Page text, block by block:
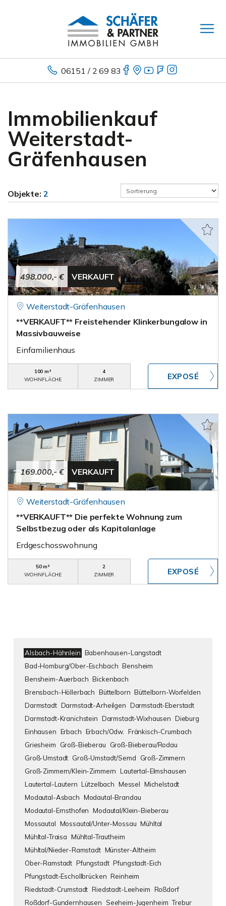
06151 / 2 69 83
Immobilienkauf
Weiterstadt-
Gräfenhausen
Objekte: 2
498.000,- € VERKAUFT
Weiterstadt-Gräfenhausen
**VERKAUFT** Freistehender Klinkerbungalow in
Massivbauweise
Einfamilienhaus
100 m²
WOHNFLÄCHE
4
ZIMMER
169.000,- € VERKAUFT
Weiterstadt-Gräfenhausen
**VERKAUFT** Die perfekte Wohnung zum
Selbstbezug oder als Kapitalanlage
Erdgeschosswohnung
50 m²
WOHNFLÄCHE
2
ZIMMER
Alsbach-Hähnlein Babenhausen-Langstadt
Bad-Homburg/Ober-Eschbach Bensheim
Bensheim-Auerbach Bickenbach
Brensbach-Höllerbach Büttelborn Büttelborn-Worfelden
Darmstadt Darmstadt-Arheilgen Darmstadt-Eberstadt
Darmstadt-Kranichstein Darmstadt-Wixhausen Dieburg
Einhausen Erbach Erbach/Odw.
Fränkisch-Crumbach
Griesheim
Groß-Bieberau
Groß-Bieberau/Rodau
Groß-Umstadt Groß-Umstadt/Semd
Groß-Zimmern
Groß-Zimmern/Klein-Zimmern Lautertal-Elmshausen
Lautertal-Lautern Lützelbach Messel Michelstadt
Modautal-Asbach Modautal-Brandau
Modautal-Ernsthofen Modautal/Klein-Bieberau
Mossautal Mossautal/Unter-Mossau Mühltal
Mühltal-Traisa Mühltal-Trautheim
Mühltal/Nieder-Ramstadt Münster-Altheim
Ober-Ramstadt Pfungstadt Pfungstadt-Eich
Pfungstadt-Eschollbrücken Reinheim
Riedstadt-Crumstadt Riedstadt-Leeheim Roßdorf
Roßdorf-Gundernhausen Seeheim-Jugenheim Trebur